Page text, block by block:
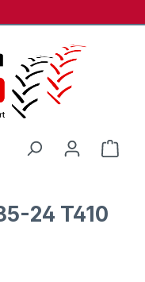
24 T410